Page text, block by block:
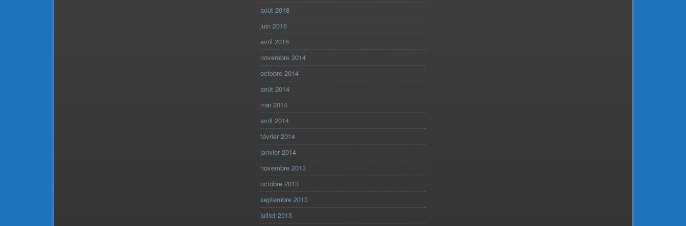
août 2018
juin 2016
avril 2016
novembre 2014
octobre 2014
août 2014
mai 2014
avril 2014
février 2014
janvier 2014
novembre 2013
octobre 2013
septembre 2013
juillet 2013